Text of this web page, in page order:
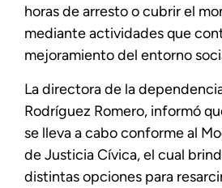
horas de arresto o cubrir el
mediante actividades que
mejoramiento del entorno
La directora de la
Rodríguez Romero, informó
se lleva a cabo conforme al
de Justicia Cívica, el cual
distintas opciones para